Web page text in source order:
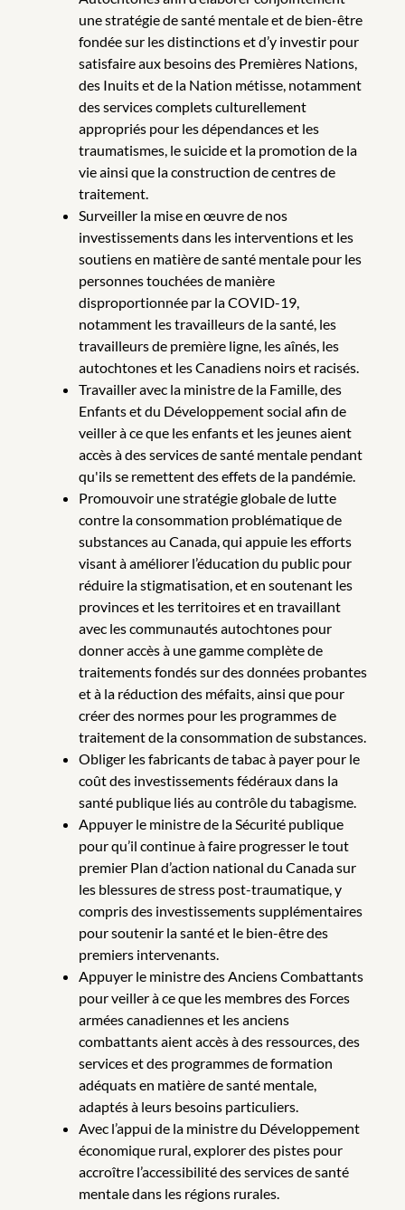
une stratégie de santé mentale et de bien-être
fondée sur les distinctions et d’y investir pour
satisfaire aux besoins des Premières Nations,
des Inuits et de la Nation métisse, notamment
des services complets culturellement
appropriés pour les dépendances et les
traumatismes, le suicide et la promotion de la
vie ainsi que la construction de centres de
traitement.
Surveiller la mise en œuvre de nos
investissements dans les interventions et les
soutiens en matière de santé mentale pour les
personnes touchées de manière
disproportionnée par la COVID-19,
notamment les travailleurs de la santé, les
travailleurs de première ligne, les aînés, les
autochtones et les Canadiens noirs et racisés.
Travailler avec la ministre de la Famille, des
Enfants et du Développement social afin de
veiller à ce que les enfants et les jeunes aient
accès à des services de santé mentale pendant
qu'ils se remettent des effets de la pandémie.
Promouvoir une stratégie globale de lutte
contre la consommation problématique de
substances au Canada, qui appuie les efforts
visant à améliorer l’éducation du public pour
réduire la stigmatisation, et en soutenant les
provinces et les territoires et en travaillant
avec les communautés autochtones pour
donner accès à une gamme complète de
traitements fondés sur des données probantes
et à la réduction des méfaits, ainsi que pour
créer des normes pour les programmes de
traitement de la consommation de substances.
Obliger les fabricants de tabac à payer pour le
coût des investissements fédéraux dans la
santé publique liés au contrôle du tabagisme.
Appuyer le ministre de la Sécurité publique
pour qu’il continue à faire progresser le tout
premier Plan d’action national du Canada sur
les blessures de stress post-traumatique, y
compris des investissements supplémentaires
pour soutenir la santé et le bien-être des
premiers intervenants.
Appuyer le ministre des Anciens Combattants
pour veiller à ce que les membres des Forces
armées canadiennes et les anciens
combattants aient accès à des ressources, des
services et des programmes de formation
adéquats en matière de santé mentale,
adaptés à leurs besoins particuliers.
Avec l’appui de la ministre du Développement
économique rural, explorer des pistes pour
accroître l’accessibilité des services de santé
mentale dans les régions rurales.